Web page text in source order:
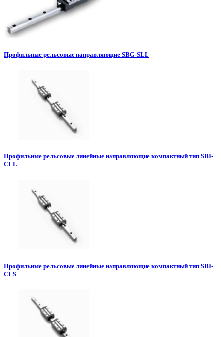
Профильные рельсовые направляющие SBG-SLL
Профильные рельсовые линейные направляющие компактный тип SBI-
CLL
Профильные рельсовые линейные направляющие компактный тип SBI-
CLS